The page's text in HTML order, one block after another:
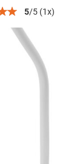
5/5 (1x)